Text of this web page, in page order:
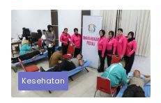
Kesehatan